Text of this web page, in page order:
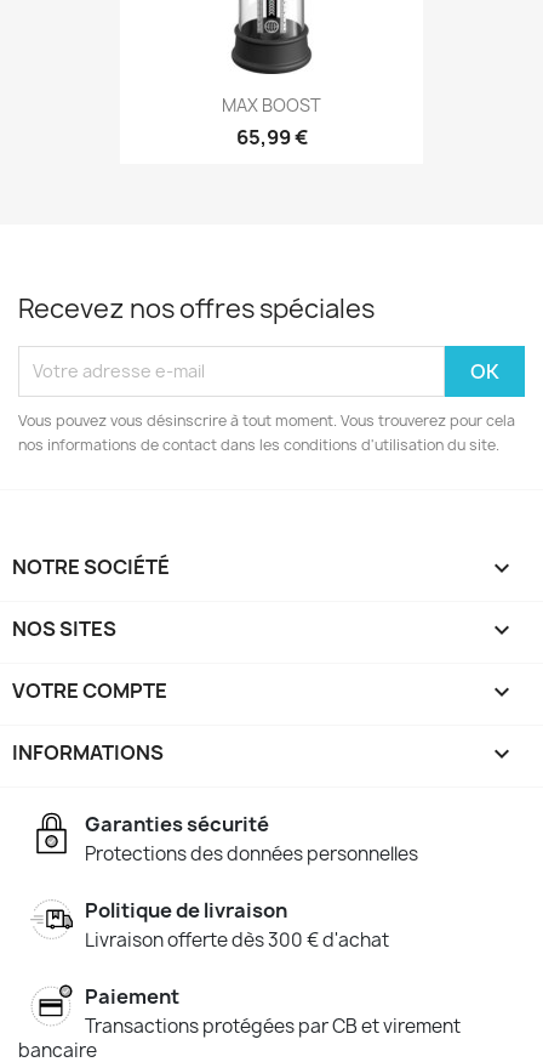
MAX BOOST
65,99 €
Recevez nos offres spéciales
Vous pouvez vous désinscrire à tout moment. Vous trouverez pour cela
nos informations de contact dans les conditions d'utilisation du site.
NOTRE SOCIÉTÉ 
NOS SITES 
VOTRE COMPTE 
INFORMATIONS keyboard_arrow_down
Garanties sécurité
Protections des données personnelles
Politique de livraison
Livraison offerte dès 300 € d'achat
Paiement
Transactions protégées par CB et virement
bancaire